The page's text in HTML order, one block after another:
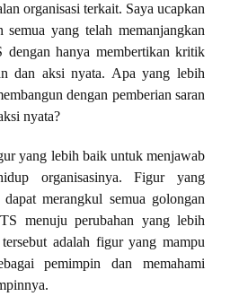
organisasi terkait. Saya ucapkan
semua yang telah memanjangkan
dengan hanya membertikan kritik
dan aksi nyata. Apa yang lebih
dengan pemberian saran
nyata?
yang lebih baik untuk menjawab
organisasinya. Figur yang
merangkul semua golongan
menuju perubahan yang lebih
adalah figur yang mampu
pemimpin dan memahami